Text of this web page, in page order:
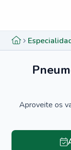
Aproveite os